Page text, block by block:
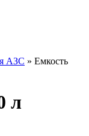
АЗС » Емкость
л